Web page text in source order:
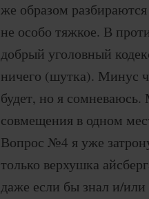
же образом
не особо тяжкое. В
добрый уголовный
ничего (шутка). Минус
будет, но я
совмещения в одном
Вопрос №4 я уже
только верхушка
даже если бы знал и/или